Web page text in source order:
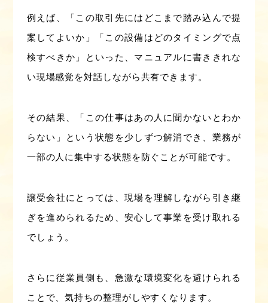
例えば、「この取引先にはどこまで踏み込んで提
案してよいか」「この設備はどのタイミングで点
検すべきか」といった、マニュアルに書ききれな
い現場感覚を対話しながら共有できます。
その結果、「この仕事はあの人に聞かないとわか
らない」という状態を少しずつ解消でき、業務が
一部の人に集中する状態を防ぐことが可能です。
譲受会社にとっては、現場を理解しながら引き継
ぎを進められるため、安心して事業を受け取れる
でしょう。
さらに従業員側も、急激な環境変化を避けられる
ことで、気持ちの整理がしやすくなります。